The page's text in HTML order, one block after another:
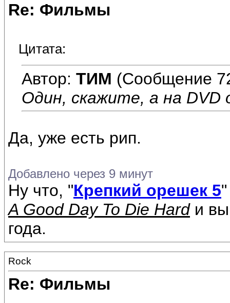
Re: Фильмы
Цитата:
Автор: ТИМ (Сообщение
Один, скажите, а на DVD
Да, уже есть рип.
Добавлено через 9 минут
Ну что, "Крепкий орешек 5
A Good Day To Die Hardи
года.
Rock
Re: Фильмы